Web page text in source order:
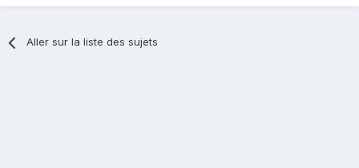
Aller sur la liste des sujets